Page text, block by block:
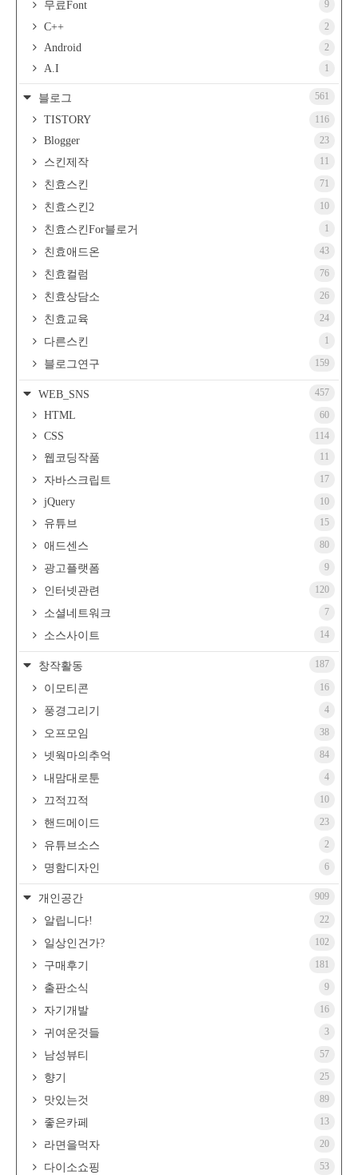
무료Font 9
C++ 2
Android 2
A.I 1
블로그 561
TISTORY 116
Blogger 23
스킨제작 11
친효스킨 71
친효스킨2 10
친효스킨For블로거 1
친효애드온 43
친효컬럼 76
친효상담소 26
친효교육 24
다른스킨 1
블로그연구 159
WEB_SNS 457
HTML 60
CSS 114
웹코딩작품 11
자바스크립트 17
jQuery 10
유튜브 15
애드센스 80
광고플랫폼 9
인터넷관련 120
소셜네트워크 7
소스사이트 14
창작활동 187
이모티콘 16
풍경그리기 4
오프모임 38
넷웍마의추억 84
내맘대로툰 4
끄적끄적 10
핸드메이드 23
유튜브소스 2
명함디자인 6
개인공간 909
알립니다! 22
일상인건가? 102
구매후기 181
출판소식 9
자기개발 16
귀여운것들 3
남성뷰티 57
향기 25
맛있는것 89
좋은카페 13
라면을먹자 20
다이소쇼핑 53